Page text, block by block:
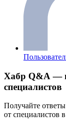
Хабр Q&A —
специалистов
Получайте
от специалистов